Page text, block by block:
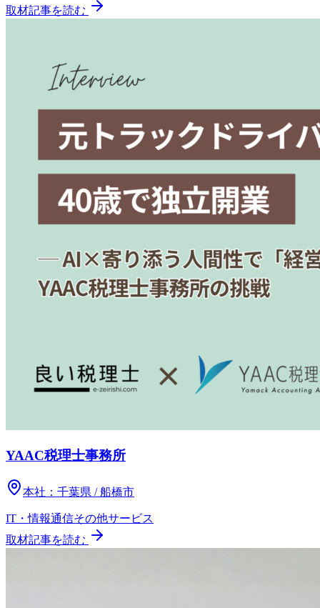
取材記事を読む
YAAC税理士事務所
本社： 千葉県 / 船橋市
IT・情報通信その他サービス
取材記事を読む